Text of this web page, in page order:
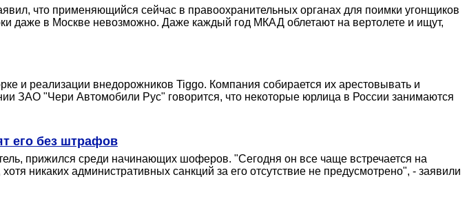
что применяющийся сейчас в правоохранительных органах для поимки угонщиков
даже в Москве невозможно. Даже каждый год МКАД облетают на вертолете и ищут,
и реализации внедорожников Tiggo. Компания собирается их арестовывать и
ЗАО "Чери Автомобили Рус" говорится, что некоторые юрлица в России занимаются
его без штрафов
прижился среди начинающих шоферов. "Сегодня он все чаще встречается на
никаких административных санкций за его отсутствие не предусмотрено", - заявили